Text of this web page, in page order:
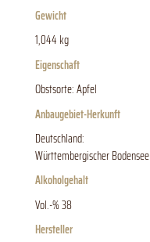
Gewicht
1,044 kg
Eigenschaft
Obstsorte: Apfel
Anbaugebiet-Herkunft
Deutschland:
Württembergischer Bodensee
Alkoholgehalt
Vol.-% 38
Hersteller